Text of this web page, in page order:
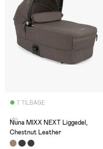
7 TILBAGE
(0)
Nuna MIXX NEXT Liggedel,
Chestnut Leather